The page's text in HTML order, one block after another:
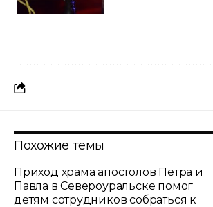
Похожие темы
Приход храма апостолов Петра и
Павла в Североуральске помог
детям сотрудников собраться к